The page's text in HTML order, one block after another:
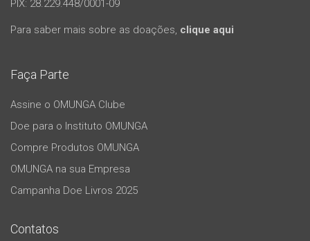
PIX: 28.229.448/0001-09
Para saber mais sobre as doações, clique aqui
Faça Parte
Assine o OMUNGA Clube
Doe para o Instituto OMUNGA
Compre Produtos OMUNGA
OMUNGA na sua Empresa
Campanha Doe Livros 2025
Contatos